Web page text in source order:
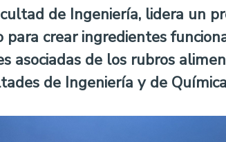
de Ingeniería, lidera un
crear ingredientes
asociadas de los rubros
de Ingeniería y de